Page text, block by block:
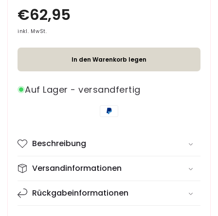
Menge
für
inkl. MwSt.
In den Warenkorb legen
Auf Lager - versandfertig
Beschreibung
Versandinformationen
Rückgabeinformationen